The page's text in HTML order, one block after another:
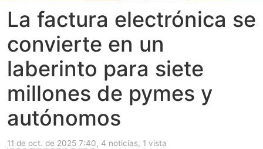
La factura electrónica se
convierte en un
laberinto para siete
millones de pymes y
autónomos
11 de oct. de 2025 7:40, 4 noticias, 1 vista